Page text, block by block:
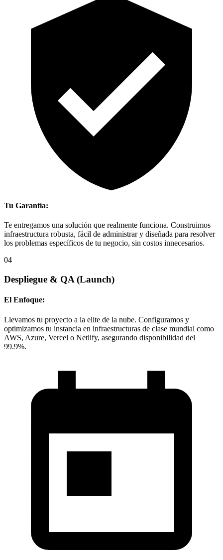
Tu Garantía:
Te entregamos una solución que realmente funciona. Construimos
infraestructura robusta, fácil de administrar y diseñada para resolver
los problemas específicos de tu negocio, sin costos innecesarios.
04
Despliegue & QA (Launch)
El Enfoque:
Llevamos tu proyecto a la elite de la nube. Configuramos y
optimizamos tu instancia en infraestructuras de clase mundial como
AWS, Azure, Vercel o Netlify, asegurando disponibilidad del
99.9%.